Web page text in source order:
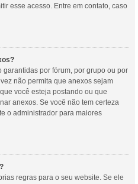
esse acesso. Entre em contato, caso
por fórum, por grupo ou por
não permita que anexos sejam
você esteja postando ou que
anexos. Se você não tem certeza
o administrador para maiores
regras para o seu website. Se ele